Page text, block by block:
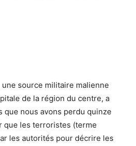
source militaire malienne
de la région du centre, a
que nous avons perdu quinze
que les terroristes (terme
les autorités pour décrire les